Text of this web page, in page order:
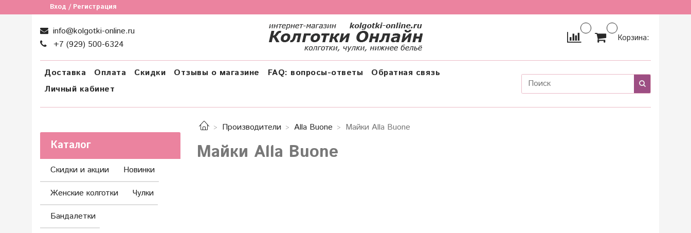
Вход / Регистрация
info@kolgotki-online.ru
+7 (929) 500-6324
Корзина:
Доставка Оплата Скидки Отзывы о магазине FAQ: вопросы-ответы
Обратная связь
Личный кабинет
Производители Alla Buone Майки Alla Buone
Майки Alla Buone
Каталог
Скидки и акции
Новинки
Женские колготки
Чулки
Бандалетки